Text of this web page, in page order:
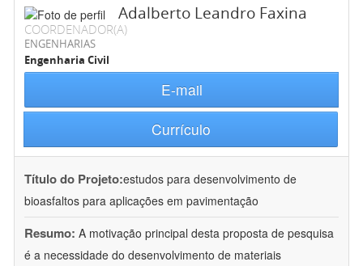
Adalberto Leandro Faxina
COORDENADOR(A)
ENGENHARIAS
Engenharia Civil
E-mail
Currículo
Título do Projeto:estudos para desenvolvimento de
bioasfaltos para aplicações em pavimentação
Resumo: A motivação principal desta proposta de pesquisa
é a necessidade do desenvolvimento de materiais